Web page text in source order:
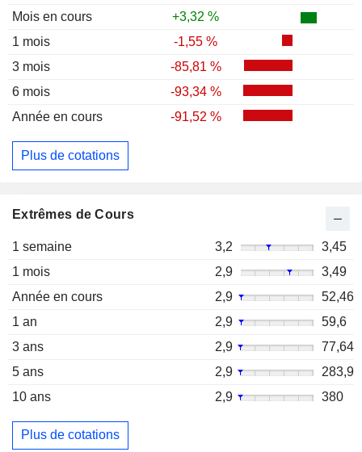
Mois en cours
+3,32 %
1 mois
-1,55 %
3 mois
-85,81 %
6 mois
-93,34 %
Année en cours
-91,52 %
Plus de cotations
Extrêmes de Cours
1 semaine 3,2
3,45
1 mois
2,9
3,49
Année en cours
2,9
52,46
1 an
2,9
59,6
3 ans
2,9
77,64
5 ans
2,9
283,9
10 ans
2,9 380
Plus de cotations